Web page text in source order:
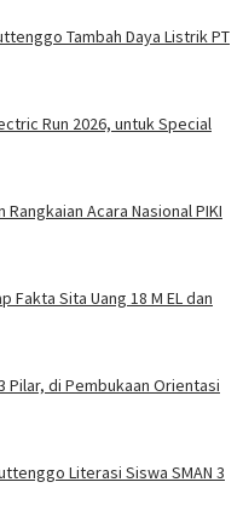
Tambah Daya Listrik PT
Run 2026, untuk Special
Rangkaian Acara Nasional PIKI
Fakta Sita Uang 18 M EL dan
Pilar, di Pembukaan Orientasi
Literasi Siswa SMAN 3